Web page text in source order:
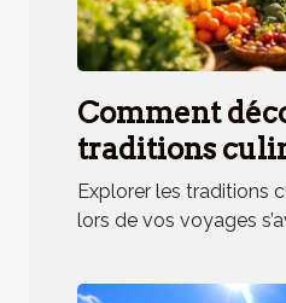
Comment
traditions
françaises lors
voyages ?
Explorer les traditions
lors de vos voyages